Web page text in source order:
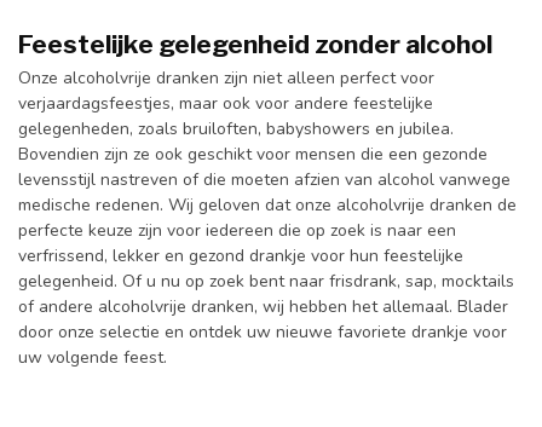
Feestelijke gelegenheid zonder alcohol
Onze alcoholvrije dranken zijn niet alleen perfect voor
verjaardagsfeestjes, maar ook voor andere feestelijke
gelegenheden, zoals bruiloften, babyshowers en jubilea.
Bovendien zijn ze ook geschikt voor mensen die een gezonde
levensstijl nastreven of die moeten afzien van alcohol vanwege
medische redenen. Wij geloven dat onze alcoholvrije dranken de
perfecte keuze zijn voor iedereen die op zoek is naar een
verfrissend, lekker en gezond drankje voor hun feestelijke
gelegenheid. Of u nu op zoek bent naar frisdrank, sap, mocktails
of andere alcoholvrije dranken, wij hebben het allemaal. Blader
door onze selectie en ontdek uw nieuwe favoriete drankje voor
uw volgende feest.